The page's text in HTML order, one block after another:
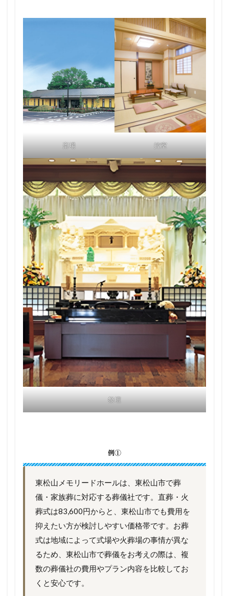
斎場 控室
祭壇
例①
東松山メモリードホールは、東松山市で葬
儀・家族葬に対応する葬儀社です。直葬・火
葬式は83,600円からと、東松山市でも費用を
抑えたい方が検討しやすい価格帯です。お葬
式は地域によって式場や火葬場の事情が異な
るため、東松山市で葬儀をお考えの際は、複
数の葬儀社の費用やプラン内容を比較してお
くと安心です。